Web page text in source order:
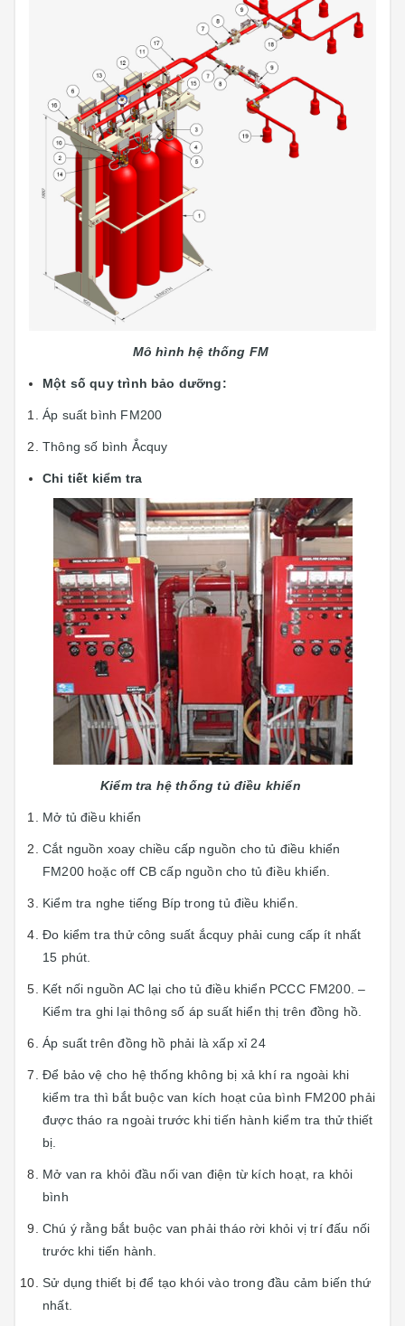
Mô hình hệ thống FM
Một số quy trình bảo dưỡng:
Áp suất bình FM200
Thông số bình Ắcquy
Chi tiết kiểm tra
Kiểm tra hệ thống tủ điều khiển
Mở tủ điều khiển
Cắt nguồn xoay chiều cấp nguồn cho tủ điều khiển
FM200 hoặc off CB cấp nguồn cho tủ điều khiển.
Kiểm tra nghe tiếng Bíp trong tủ điều khiển.
Đo kiểm tra thử công suất ắcquy phải cung cấp ít nhất
15 phút.
Kết nối nguồn AC lại cho tủ điều khiển PCCC FM200. –
Kiểm tra ghi lại thông số áp suất hiển thị trên đồng hồ.
Áp suất trên đồng hồ phải là xấp xỉ 24
Để bảo vệ cho hệ thống không bị xả khí ra ngoài khi
kiểm tra thì bắt buộc van kích hoạt của bình FM200 phải
được tháo ra ngoài trước khi tiến hành kiểm tra thử thiết
bị.
Mở van ra khỏi đầu nối van điện từ kích hoạt, ra khỏi
bình
Chú ý rằng bắt buộc van phải tháo rời khỏi vị trí đấu nối
trước khi tiến hành.
Sử dụng thiết bị để tạo khói vào trong đầu cảm biến thứ
nhất.